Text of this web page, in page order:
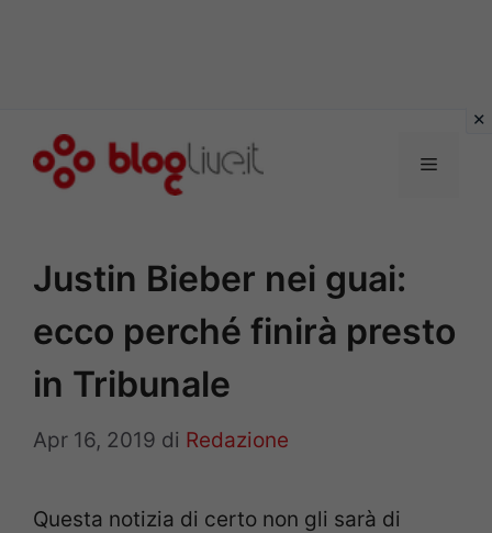
Menu
Justin Bieber nei guai:
ecco perché finirà presto
in Tribunale
Apr 16, 2019 di Redazione
Questa notizia di certo non gli sarà di